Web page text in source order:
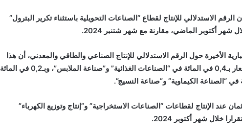
الاستدلالي للإنتاج لقطاع “الصناعات التحويلية باستثناء تكرير البترول”
الأخيرة حول الرقم الاستدلالي للإنتاج الصناعي والطاقي والمعدني، أن هذا
الارتفاع نتج بالخصوص عن تزايد الأسعار بـ0,4 في المائة في “الصناعات الغذائية” و”صناعة الملابس”، وبـ0,2 في المائة
عند الإنتاج لقطاعات “الصناعات الاستخراجية” و”إنتاج وتوزيع الكهرباء”
خلال شهر أكتوبر 2024.